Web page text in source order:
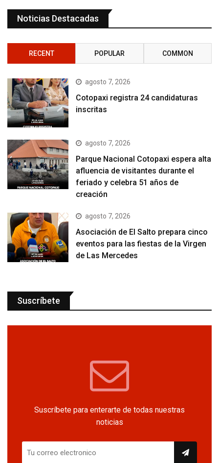
Noticias Destacadas
RECENT POPULAR COMMON
agosto 7, 2026
Cotopaxi registra 24 candidaturas
inscritas
agosto 7, 2026
Parque Nacional Cotopaxi espera alta
afluencia de visitantes durante el
feriado y celebra 51 años de
creación
agosto 7, 2026
Asociación de El Salto prepara cinco
eventos para las fiestas de la Virgen
de Las Mercedes
Suscríbete
Suscríbete para enterarte de todas nuestras
noticias